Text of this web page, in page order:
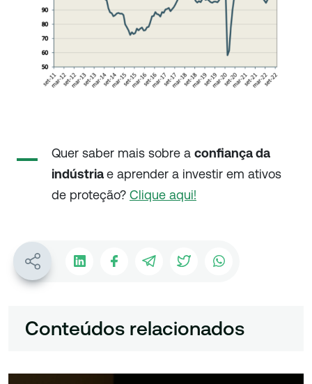
Quer saber mais sobre a confiança da
indústriae aprender a investir em ativos
de proteção? Clique aqui!
Conteúdos relacionados